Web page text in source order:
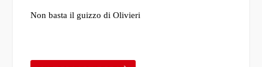
Non basta il guizzo di Olivieri